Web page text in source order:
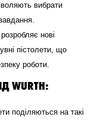
вибрати
нові
пістолети, що
роботи.
WURTH:
поділяються на такі